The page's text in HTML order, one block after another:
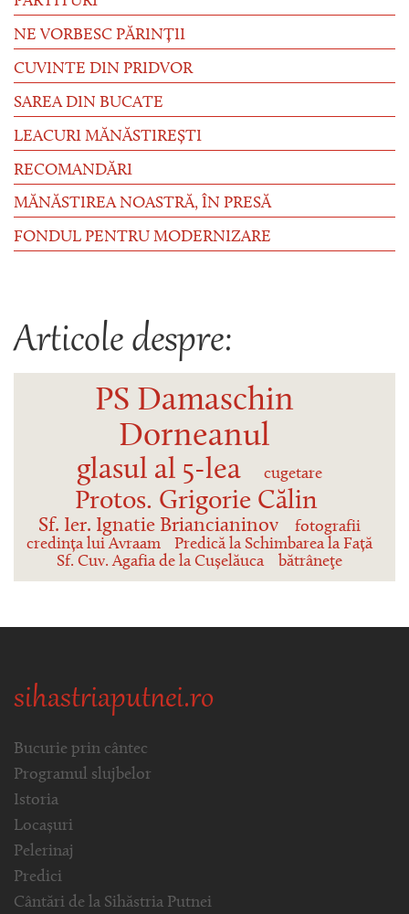
NE VORBESC PĂRINȚII
CUVINTE DIN PRIDVOR
SAREA DIN BUCATE
LEACURI MĂNĂSTIREȘTI
RECOMANDĂRI
MĂNĂSTIREA NOASTRĂ, ÎN PRESĂ
FONDUL PENTRU MODERNIZARE
Articole despre:
PS Damaschin
Dorneanul
glasul al 5-lea cugetare
Protos. Grigorie Călin
Sf. Ier. Ignatie Briancianinov
fotografii
credința lui Avraam
Predică la Schimbarea la Față
Sf. Cuv. Agafia de la Cușelăuca
bătrâneţe
sihastriaputnei.ro
Bucurie prin cântec
Programul slujbelor
Istoria
Locașuri
Pelerinaj
Predici
Cântări de la Sihăstria Putnei